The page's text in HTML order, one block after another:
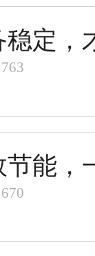
稳定，
节能，